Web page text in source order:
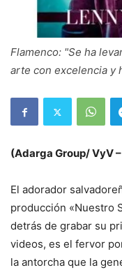
Flamenco: "Se ha
arte con excelencia y
(Adarga Group/ VyV
El adorador
producción «Nuestro
detrás de grabar su
videos, es el fervor
la antorcha que la